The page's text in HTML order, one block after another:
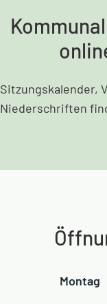
Sitzungskalender,
Niederschriften
Montag